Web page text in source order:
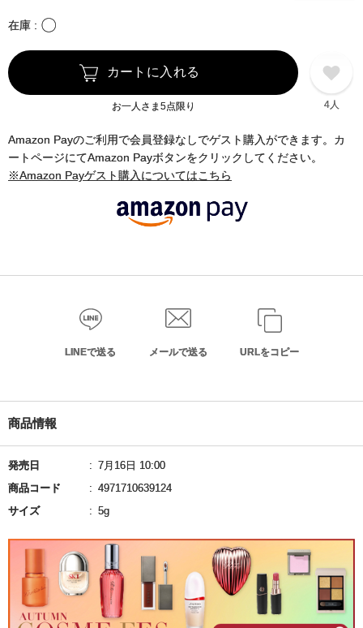
在庫 〇
カートに入れる
お一人さま5点限り 4人
Amazon Payのご利用で会員登録なしでゲスト購入ができます。カ
ートページにてAmazon Payボタンをクリックしてください。
※Amazon Payゲスト購入についてはこちら
LINEで送る メールで送る URLをコピー
商品情報
発売日
7月16日 10:00
商品コード
4971710639124
サイズ
5g